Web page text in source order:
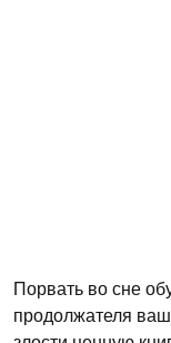
Порвать во сне
продолжателя